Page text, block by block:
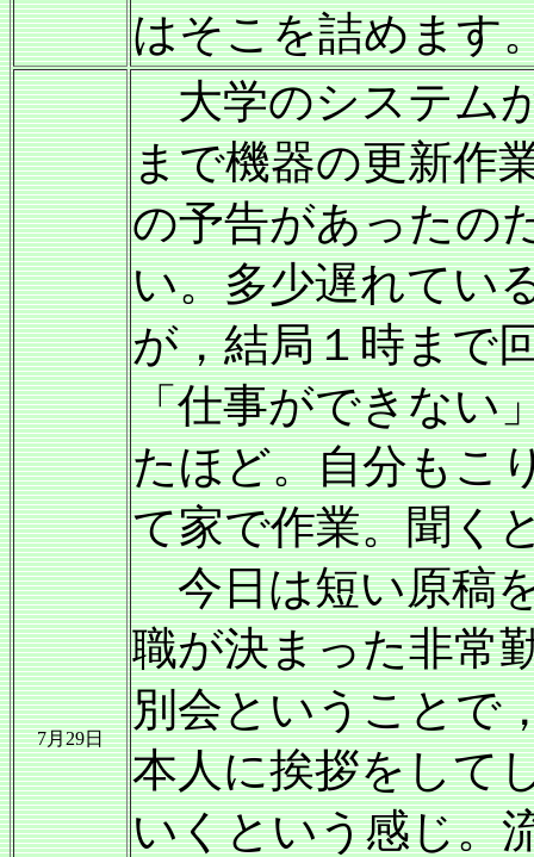
はそこを詰めます
7月29日
大学のシステム
まで機器の更新作
の予告があったの
い。多少遅れてい
が，結局１時まで
「仕事ができない
たほど。自分もこ
て家で作業。聞く
今日は短い原稿を
職が決まった非常
別会ということで
本人に挨拶をして
いくという感じ。